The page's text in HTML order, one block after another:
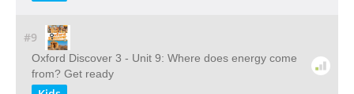
#9
Oxford Discover 3 - Unit 9: Where does energy come
from? Get ready